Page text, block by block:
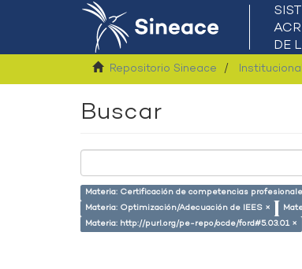
Repositorio Sineace Institucional
Buscar
Materia: Certificación de competencias
Materia: Optimización/Adecuación de IEES ×
Materia: http://purl.org/pe-repo/ocde/ford#5.03.01 ×